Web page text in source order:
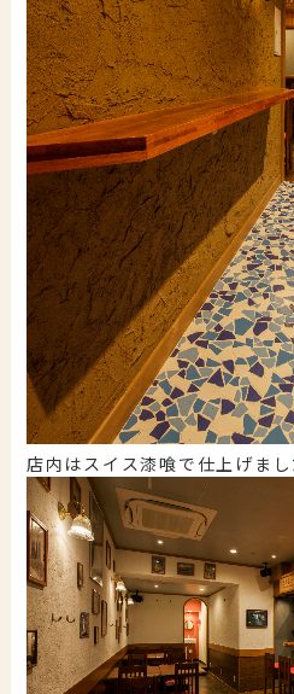
店内はスイス漆喰で仕上げまし